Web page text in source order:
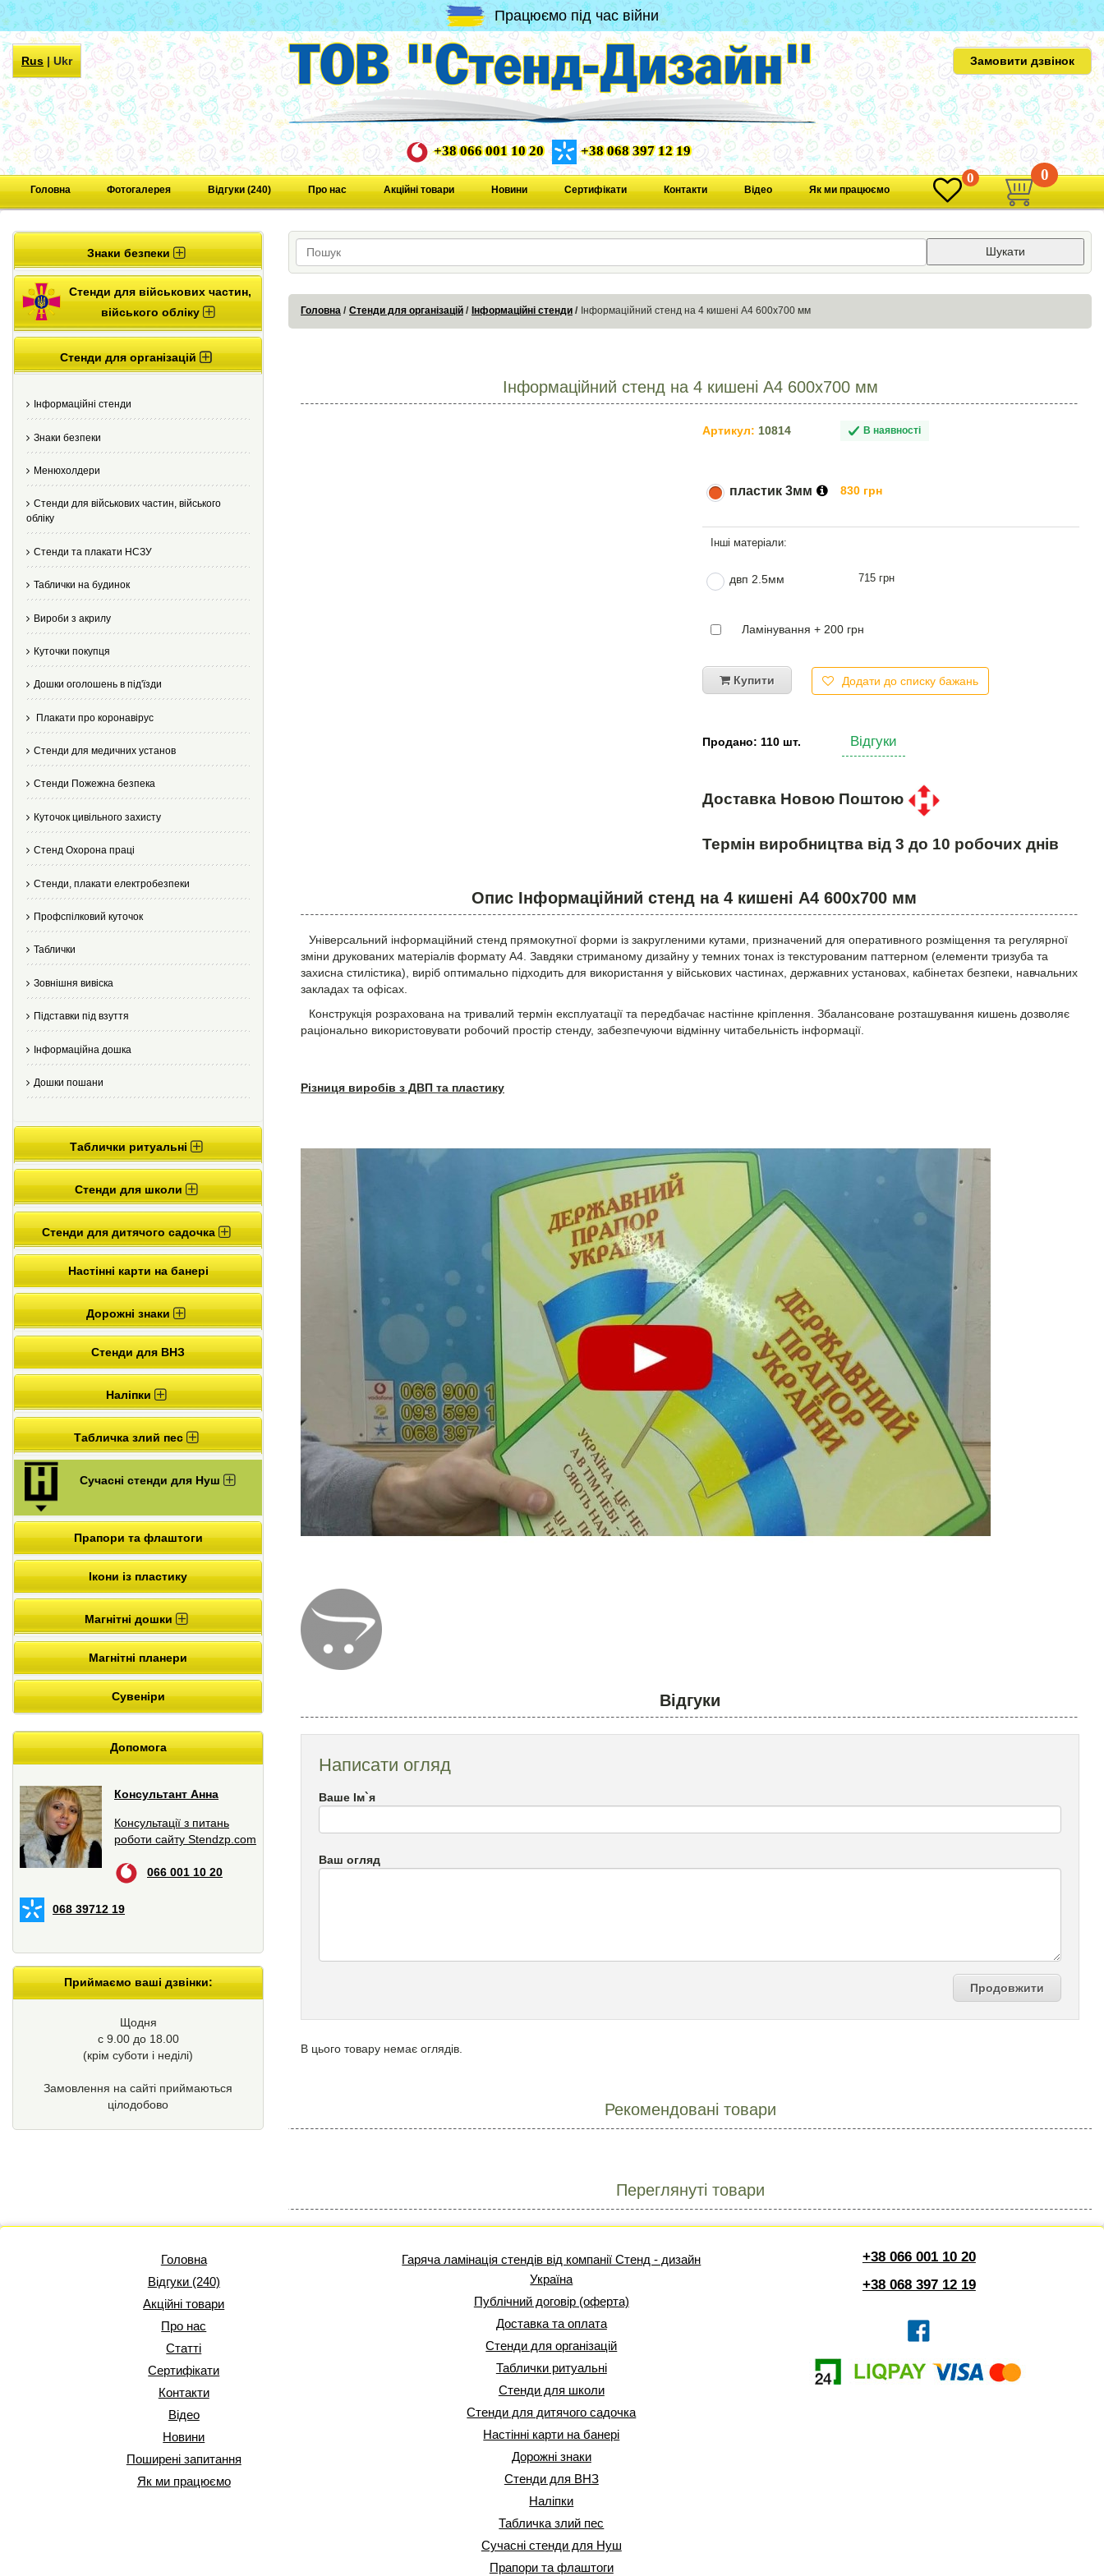
Працюємо під час війни
Rus|Ukr Замовити дзвінок
+38 066 001 10 20 +38 068 397 12 19
Головна Фотогалерея Відгуки (240) Про нас Акційні товари Новини Сертифікати Контакти Відео Як ми працюємо
0 0
Знаки безпеки
Стенди для військових частин,
війського обліку
Стенди для організацій
Інформаційні стенди
Знаки безпеки
Менюхолдери
Стенди для військових частин, війського
обліку
Стенди та плакати НСЗУ
Таблички на будинок
Вироби з акрилу
Куточки покупця
Дошки оголошень в під'їзди
Плакати про коронавірус
Стенди для медичних установ
Стенди Пожежна безпека
Куточок цивільного захисту
Стенд Охорона праці
Стенди, плакати електробезпеки
Профспілковий куточок
Таблички
Зовнішня вивіска
Підставки під взуття
Інформаційна дошка
Дошки пошани
Таблички ритуальні
Стенди для школи
Стенди для дитячого садочка
Настінні карти на банері
Дорожні знаки
Стенди для ВНЗ
Наліпки
Табличка злий пес
Сучасні стенди для Нуш
Прапори та флаштоги
Ікони із пластику
Магнітні дошки
Магнітні планери
Сувеніри
Допомога
Консультант Анна
Консультації з питань
роботи сайту Stendzp.com
066 001 10 20
068 39712 19
Приймаємо ваші дзвінки:
Щодня
с 9.00 до 18.00
(крім суботи і неділі)
Замовлення на сайті приймаються
цілодобово
Шукати
Головна Стенди для організацій Інформаційні стенди Інформаційний стенд на 4 кишені А4 600х700 мм
Інформаційний стенд на 4 кишені А4 600х700 мм
Артикул: 10814 В наявності
пластик 3мм 830 грн
двп 2.5мм 715 грн
Ламінування + 200 грн
Купити Додати до списку бажань
Продано: 110 шт. Відгуки
Доставка Новою Поштою
Термін виробництва від 3 до 10 робочих днів
Опис Інформаційний стенд на 4 кишені А4 600х700 мм
Універсальний інформаційний стенд прямокутної форми із закругленими кутами, призначений для оперативного розміщення та регулярної
зміни друкованих матеріалів формату А4. Завдяки стриманому дизайну у темних тонах із текстурованим паттерном (елементи тризуба та
захисна стилістика), виріб оптимально підходить для використання у військових частинах, державних установах, кабінетах безпеки, навчальних
закладах та офісах.
Конструкція розрахована на тривалий термін експлуатації та передбачає настінне кріплення. Збалансоване розташування кишень дозволяє
раціонально використовувати робочий простір стенду, забезпечуючи відмінну читабельність інформації.
Різниця виробів з ДВП та пластику
Відгуки
Написати огляд
Ваше Ім`я
Ваш огляд
Продовжити
В цього товару немає оглядів.
Рекомендовані товари
Переглянуті товари
Головна
Відгуки (240)
Акційні товари
Про нас
Статті
Сертифікати
Контакти
Відео
Новини
Поширені запитання
Як ми працюємо
Гаряча ламінація стендів від компанії Стенд - дизайн
Україна
Публічний договір (оферта)
Доставка та оплата
Стенди для організацій
Таблички ритуальні
Стенди для школи
Стенди для дитячого садочка
Настінні карти на банері
Дорожні знаки
Стенди для ВНЗ
Наліпки
Табличка злий пес
Сучасні стенди для Нуш
Прапори та флаштоги
+38 066 001 10 20
+38 068 397 12 19